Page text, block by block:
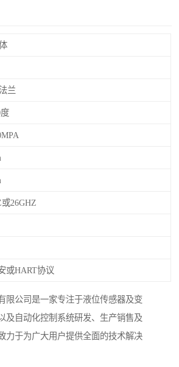
兰
26GHZ
或HART协议
限公司是一家专注于液位传感器及变
及自动化控制系统研发、生产销售及
力于为广大用户提供全面的技术解决